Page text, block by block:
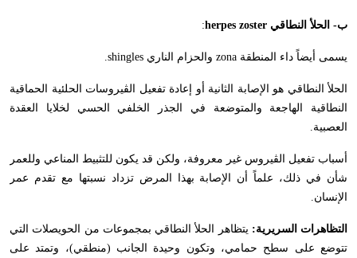
ب- الحلأ النطاقي herpes zoster
:
يسمى أيضاً داء المنطقة zona والحزام الناري shingles
.
الحلأ النطاقي هو الإصابة الثانية أو إعادة تفعيل الڤيروسات الحلئية الحماقية
النطاقية الهاجعة والمتوضعة في الجذر الخلفي الحسي لخلايا العقدة
العصبية.
أسباب تفعيل الڤيروس غير معروفة، ولكن قد يكون للتثبيط المناعي وللعمر
شأن في ذلك، علماً أن الإصابة بهذا المرض تزداد نسبتها مع تقدم عمر
الإنسان.
التظاهرات السريرية: يتظاهر الحلأ النطاقي بمجموعات من الحويصلات التي
تتوضع على سطح حمامي، وتكون وحيدة الجانب (منطقي)، وتمتد على